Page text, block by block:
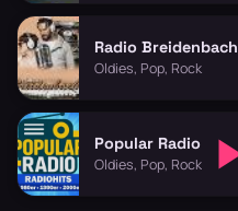
Radio Breidenbach
Oldies, Pop, Rock
Popular Radio
Oldies, Pop, Rock